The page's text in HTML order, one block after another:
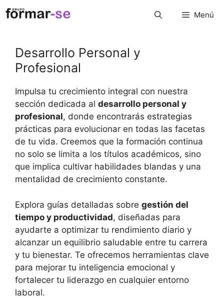
Saltar
al
Menú
Desarrollo Personal y
Profesional
Impulsa tu crecimiento integral con nuestra
sección dedicada al desarrollo personal y
profesional, donde encontrarás estrategias
prácticas para evolucionar en todas las facetas
de tu vida. Creemos que la formación continua
no solo se limita a los títulos académicos, sino
que implica cultivar habilidades blandas y una
mentalidad de crecimiento constante.
Explora guías detalladas sobre gestión del
tiempo y productividad, diseñadas para
ayudarte a optimizar tu rendimiento diario y
alcanzar un equilibrio saludable entre tu carrera
y tu bienestar. Te ofrecemos herramientas clave
para mejorar tu inteligencia emocional y
fortalecer tu liderazgo en cualquier entorno
laboral.